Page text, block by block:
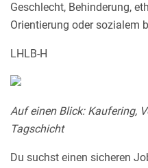
Geschlecht, Behinderung,
Orientierung oder sozialem
LHLB-H
Auf einen Blick: Kaufering,
Tagschicht
Du suchst einen sicheren